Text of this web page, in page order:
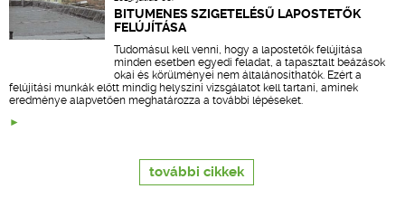
BITUMENES SZIGETELÉSŰ LAPOSTETŐK
FELÚJÍTÁSA
Tudomásul kell venni, hogy a lapostetők felújítása
minden esetben egyedi feladat, a tapasztalt beázások
okai és körülményei nem általánosíthatók. Ezért a
felújítási munkák előtt mindig helyszíni vizsgálatot kell tartani, aminek
eredménye alapvetően meghatározza a további lépéseket.
további cikkek